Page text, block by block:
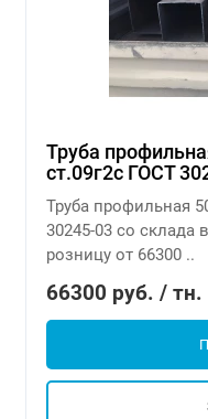
Труба
ст.09г2с ГОСТ
Труба профильная
30245-03 со склада
розницу от 66300 ..
66300 руб. / тн.